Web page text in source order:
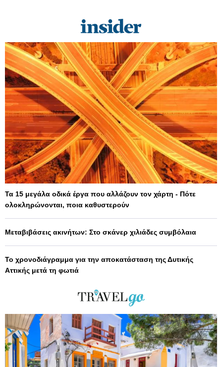
Τα 15 μεγάλα οδικά έργα που αλλάζουν τον χάρτη - Πότε
ολοκληρώνονται, ποια καθυστερούν
Μεταβιβάσεις ακινήτων: Στο σκάνερ χιλιάδες συμβόλαια
Το χρονοδιάγραμμα για την αποκατάσταση της Δυτικής
Αττικής μετά τη φωτιά